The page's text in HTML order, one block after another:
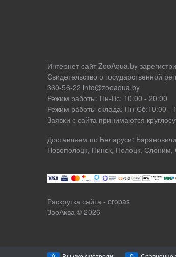
Интернет-сайт ZooAqua.by
Свидетельство о государственной
360-56-22 info@zooaqua.by
Режим работы: Пн-Вс: 10:00 - 20:00
Режим работы склада: Пн-Сб:10:00 -
Заявки с сайта принимаются
Доставляем по Беларуси:
Новополоцк, Пинск, Полоцк,
Раскрутка сайта - cropas
ЗооАква © 2026